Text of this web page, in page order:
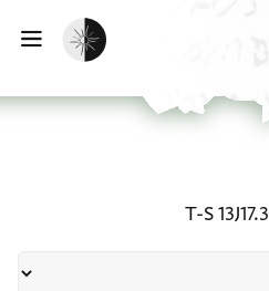
تفعيل الوضع المظلم
T-S 13J17.3